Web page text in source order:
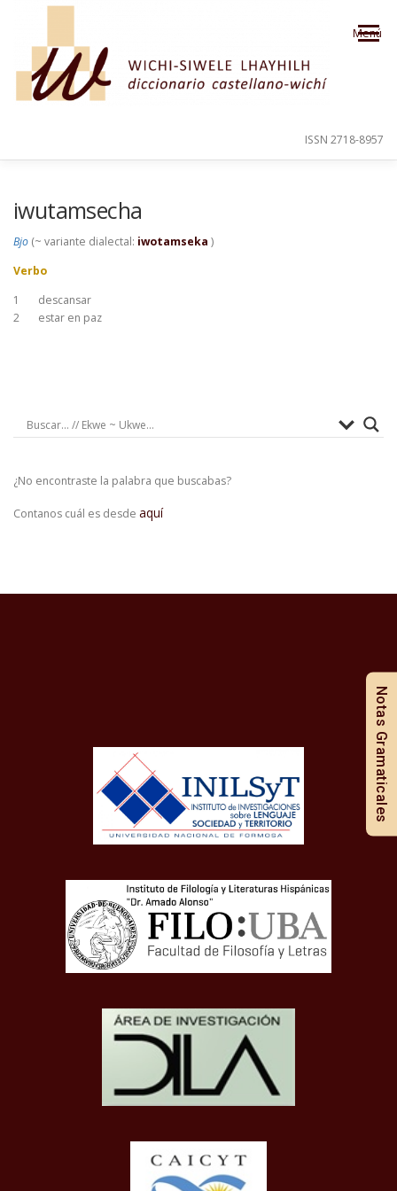
Saltar al contenido
Menú
ISSN 2718-8957
iwutamsecha
Bjo (~ variante dialectal: iwotamseka )
Verbo
1
descansar
2
estar en paz
¿No encontraste la palabra que buscabas?
Contanos cuál es desde aquí
Notas Gramaticales